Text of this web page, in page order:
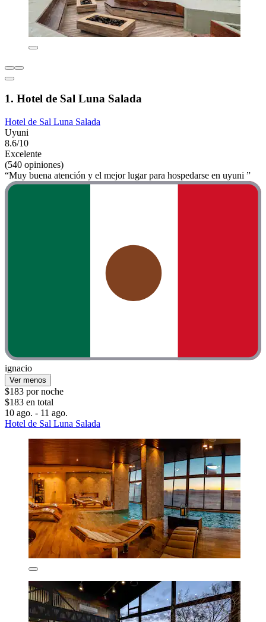
1. Hotel de Sal Luna Salada
Hotel de Sal Luna Salada
Uyuni
8.6/10
Excelente
(540 opiniones)
“Muy buena atención y el mejor lugar para hospedarse en uyuni ”
ignacio
Ver menos
$183 por noche
$183 en total
10 ago. - 11 ago.
Hotel de Sal Luna Salada